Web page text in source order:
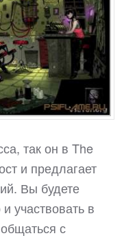
так он в The
и предлагает
Вы будете
участвовать в
с